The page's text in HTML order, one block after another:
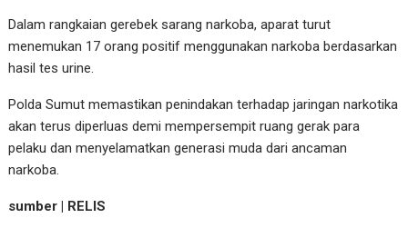
Dalam rangkaian gerebek sarang narkoba, aparat turut
menemukan 17 orang positif menggunakan narkoba berdasarkan
hasil tes urine.
Polda Sumut memastikan penindakan terhadap jaringan narkotika
akan terus diperluas demi mempersempit ruang gerak para
pelaku dan menyelamatkan generasi muda dari ancaman
narkoba.
sumber | RELIS